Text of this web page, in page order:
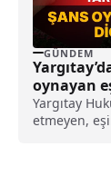
GÜNDEM
oynayan
kusurlu
Yargıtay
etmeyen,